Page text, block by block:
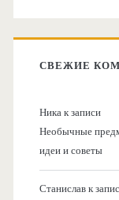
СВЕЖИЕ
Никак записи
Необычные
идеи и советы
Станиславк